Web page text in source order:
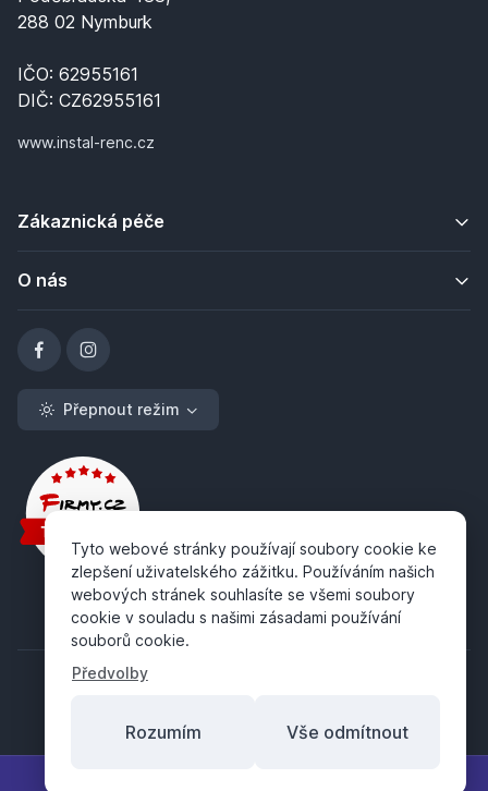
288 02 Nymburk
IČO: 62955161
DIČ: CZ62955161
www.instal-renc.cz
Zákaznická péče
O nás
Přepnout režim
Tyto webové stránky používají soubory cookie ke
zlepšení uživatelského zážitku. Používáním našich
webových stránek souhlasíte se všemi soubory
cookie v souladu s našimi zásadami používání
souborů cookie.
Předvolby
Rozumím Vše odmítnout